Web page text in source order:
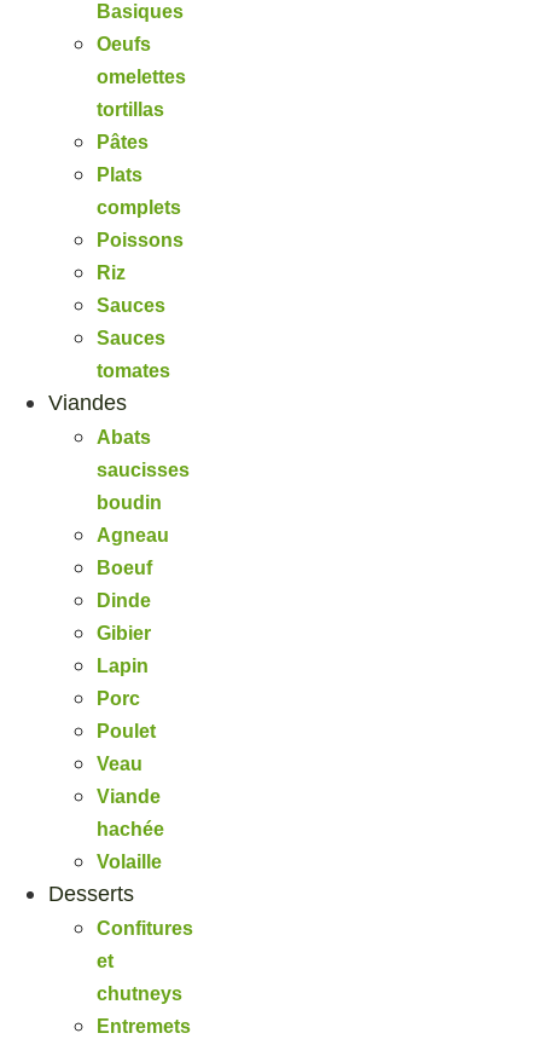
Basiques
Oeufs
omelettes
tortillas
Pâtes
Plats
complets
Poissons
Riz
Sauces
Sauces
tomates
Viandes
Abats
saucisses
boudin
Agneau
Boeuf
Dinde
Gibier
Lapin
Porc
Poulet
Veau
Viande
hachée
Volaille
Desserts
Confitures
et
chutneys
Entremets